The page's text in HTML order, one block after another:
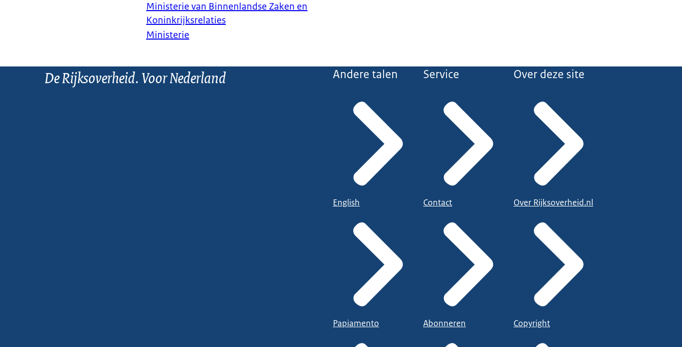
Ministerie van Binnenlandse Zaken en
Koninkrijksrelaties
Ministerie
De Rijksoverheid. Voor Nederland Andere talen
English
Papiamento
Service
Contact
Abonneren
Over deze site
Over Rijksoverheid.nl
Copyright